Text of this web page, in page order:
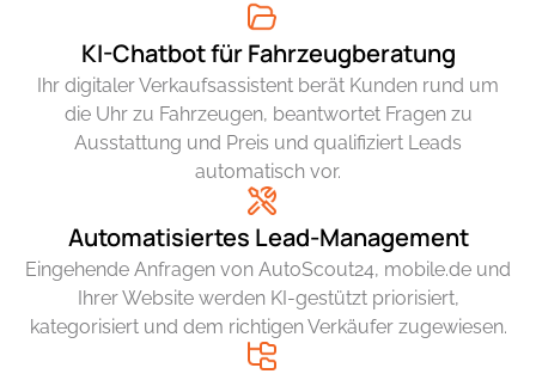
KI-Chatbot für Fahrzeugberatung
Ihr digitaler Verkaufsassistent berät Kunden rund um
die Uhr zu Fahrzeugen, beantwortet Fragen zu
Ausstattung und Preis und qualifiziert Leads
automatisch vor.
Automatisiertes Lead-Management
Eingehende Anfragen von AutoScout24, mobile.de und
Ihrer Website werden KI-gestützt priorisiert,
kategorisiert und dem richtigen Verkäufer zugewiesen.